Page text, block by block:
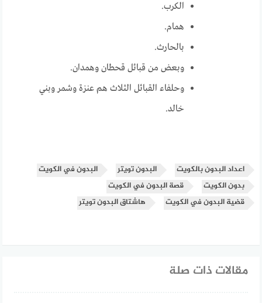
الكرب.
همام.
بالحارث.
وبعض من قبائل قحطان وهمدان.
وحلفاء القبائل الثلاث هم عنزة وشمر وبني
خالد.
اعداد البدون بالكويت البدون تويتر
البدون في الكويت
بدون الكويت
قصة البدون في الكويت
قضية البدون في الكويت
هاشتاق البدون تويتر
مقالات ذات صلة